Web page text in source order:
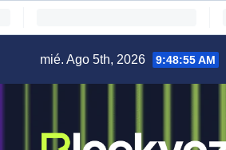
mié. Ago 5th, 2026 9:48:56 AM